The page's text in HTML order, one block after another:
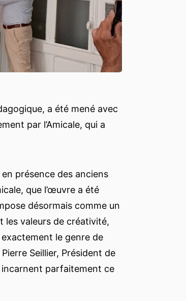
a été mené avec
par l’Amicale, qui a
présence des anciens
que l’œuvre a été
désormais comme un
les valeurs de créativité,
le genre de
Seillier, Président de
incarnent parfaitement ce